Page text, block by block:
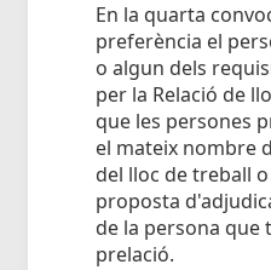
En la quarta
preferència el
o algun dels
per la Relació de
que les persones
el mateix nombre
del lloc de treball
proposta
de la persona
prelació.